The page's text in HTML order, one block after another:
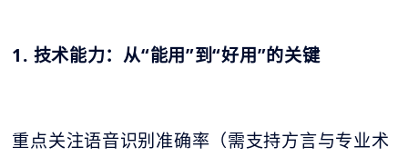
1. 技术能力：从“能用”到“好用”的关键
重点关注语音识别准确率（需支持方言与专业术